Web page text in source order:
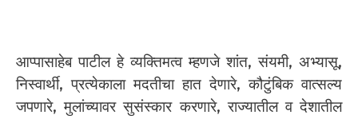
आप्पासाहेब पाटील हे व्यक्तिमत्व म्हणजे शांत, संयमी, अभ्यासू,
निस्वार्थी, प्रत्येकाला मदतीचा हात देणारे, कौटुंबिक वात्सल्य
जपणारे, मुलांच्यावर सुसंस्कार करणारे, राज्यातील व देशातील